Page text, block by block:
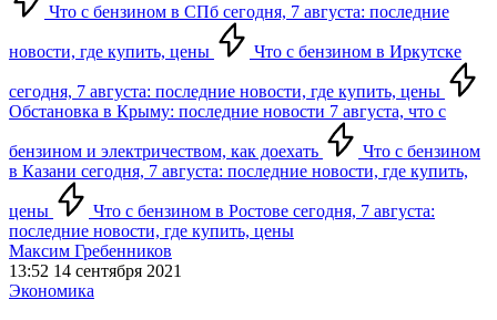
Что с бензином в СПб сегодня, 7 августа: последние
новости, где купить, цены Что с бензином в Иркутске
сегодня, 7 августа: последние новости, где купить, цены
Обстановка в Крыму: последние новости 7 августа, что с
бензином и электричеством, как доехать
Что с бензином
в Казани сегодня, 7 августа: последние новости, где купить,
цены
Что с бензином в Ростове сегодня, 7 августа:
последние новости, где купить, цены
Максим Гребенников
13:52 14 сентября 2021
Экономика